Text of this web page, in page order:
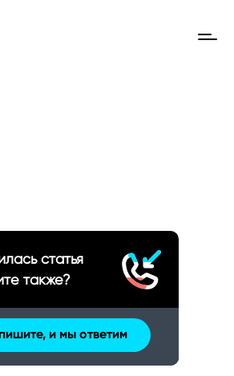
статья
также?
и мы ответим